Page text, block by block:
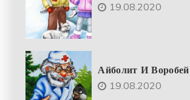
19.08.2020
Айболит И Воробей
19.08.2020